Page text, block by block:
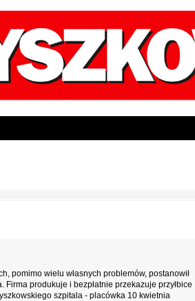
pomimo wielu własnych problemów, postanowił
Firma produkuje i bezpłatnie przekazuje przyłbice
szpitala - placówka 10 kwietnia